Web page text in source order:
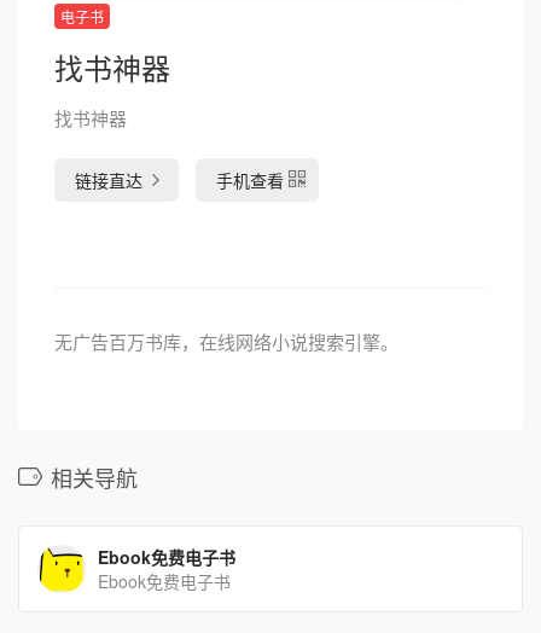
电子书
找书神器
找书神器
链接直达 手机查看
无广告百万书库，在线网络小说搜索引擎。
相关导航
Ebook免费电子书
Ebook免费电子书